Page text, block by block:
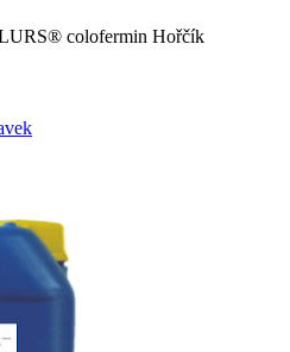
colofermin Hořčík